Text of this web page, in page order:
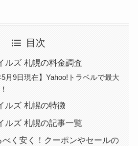
目次
ルズ 札幌の料金調査
5月9日現在】Yahoo!トラベルで最大
ルズ 札幌の特徴
ルズ 札幌の記事一覧
く安く！クーポンやセールの